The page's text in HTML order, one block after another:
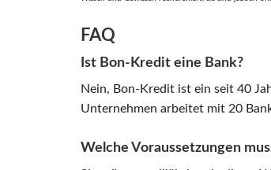
FAQ
Ist Bon-Kredit eine Bank?
Nein, Bon-Kredit ist ein seit 40
Unternehmen arbeitet mit 20
Welche Voraussetzungen